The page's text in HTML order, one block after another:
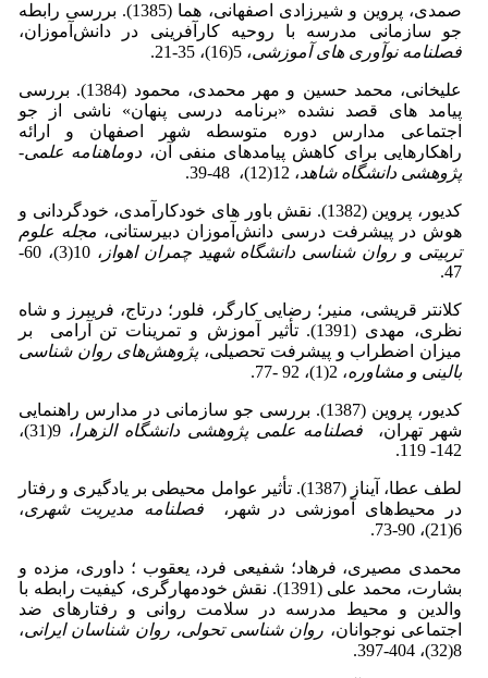
صمدی، پروین و شیرزادی اصفهانی، هما (1385). بررسی رابطه
جو سازمانی مدرسه با روحیه کارآفرینی در دانش‌آموزان،
فصلنامه نوآوری های آموزشی، 5(16)، 35-21.
علیخانی، محمد حسین و مهر محمدی، محمود (1384). بررسی
پیامد های قصد نشده «برنامه درسی پنهان» ناشی از جو
اجتماعی مدارس دوره متوسطه شهر اصفهان و ارائه
راهکارهایی برای کاهش پیامدهای منفی آن، دوماهنامه علمی-
پژوهشی دانشگاه شاهد، 12(12)، 48-39.
کدیور، پروین (1382). نقش باور های خودکارآمدی، خودگردانی و
هوش در پیشرفت درسی دانش‌آموزان دبیرستانی، مجله علوم
تربیتی و روان شناسی دانشگاه شهید چمران اهواز
، 10(3)، 60-
47.
کلانتر قریشی، منیر؛ رضایی کارگر، فلور؛ درتاج، فریبرز و شاه
نظری، مهدی (1391). تأثیر آموزش و تمرینات تن آرامی بر
میزان اضطراب و پیشرفت تحصیلی،پ‍ژوهش‌های روان شناسی
بالینی و مشاوره، 2(1)، 92 -77.
کدیور، پروین (1387). بررسی جو سازمانی در مدارس راهنمایی
شهر تهران، فصلنامه علمی پژوهشی دانشگاه الزهرا
، 9(31)،
142- 119.
لطف عطا، آیناز (1387). تأثیر عوامل محیطی بر یادگیری و رفتار
در محیط‌های آموزشی در شهر،فصلنامه مدیریت شهری،
6(21)، 90-73.
محمدی مصیری، فرهاد؛ شفیعی فرد، یعقوب ؛ داوری، مزده و
بشارت، محمد علی (1391). نقش خودمهارگری، کیفیت رابطه با
والدین و محیط مدرسه در سلامت روانی و رفتارهای ضد
اجتماعی نوجوانان، روان شناسی تحولی، روان شناسان ایرانی،
8(32)، 404-397.